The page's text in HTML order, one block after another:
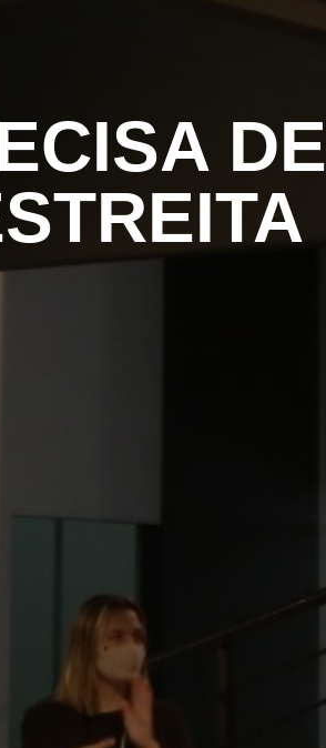
DE